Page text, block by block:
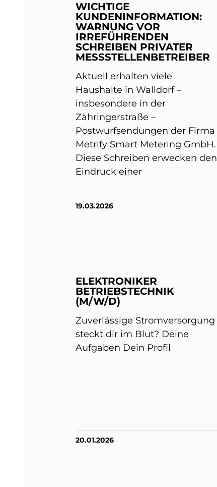
WICHTIGE
KUNDENINFORMATION:
WARNUNG VOR
IRREFÜHRENDEN
SCHREIBEN PRIVATER
MESSSTELLENBETREIBER
Aktuell erhalten viele
Haushalte in Walldorf –
insbesondere in der
Zähringerstraße –
Postwurfsendungen der Firma
Metrify Smart Metering GmbH.
Diese Schreiben erwecken den
Eindruck einer
19.03.2026
ELEKTRONIKER
BETRIEBSTECHNIK
(M/W/D)
Zuverlässige Stromversorgung
steckt dir im Blut? Deine
Aufgaben Dein Profil
20.01.2026